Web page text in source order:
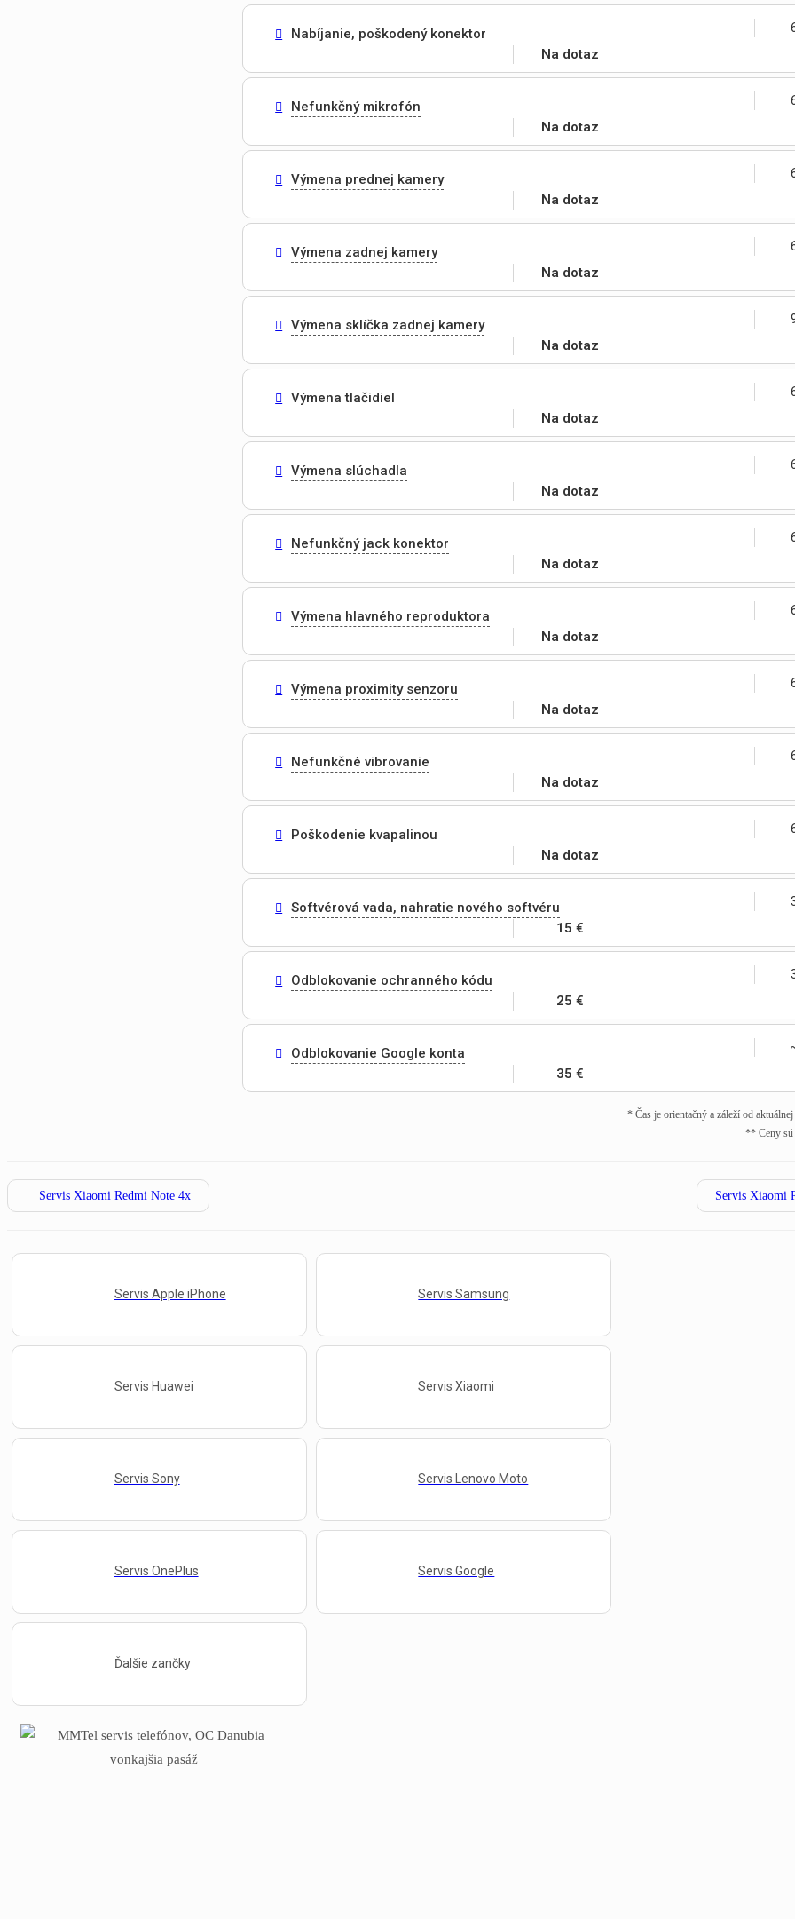
Nabíjanie, poškodený konektor
Na dotaz
Nefunkčný mikrofón
Na dotaz
Výmena prednej kamery
Na dotaz
Výmena zadnej kamery
Na dotaz
Výmena sklíčka zadnej kamery
Na dotaz
Výmena tlačidiel
Na dotaz
Výmena slúchadla
Na dotaz
Nefunkčný jack konektor
Na dotaz
Výmena hlavného reproduktora
Na dotaz
Výmena proximity senzoru
Na dotaz
Nefunkčné vibrovanie
Na dotaz
Poškodenie kvapalinou
Na dotaz
Softvérová vada, nahratie nového softvéru
15 €
Odblokovanie ochranného kódu
25 €
Odblokovanie Google konta
35 €
* Čas je orientačný a záleží od
** Ceny sú
Servis Xiaomi Redmi Note 4x Servis Xiaomi
Servis Apple iPhone Servis Samsung
Servis Huawei Servis Xiaomi
Servis Sony Servis Lenovo Moto
Servis OnePlus Servis Google
Ďalšie zančky